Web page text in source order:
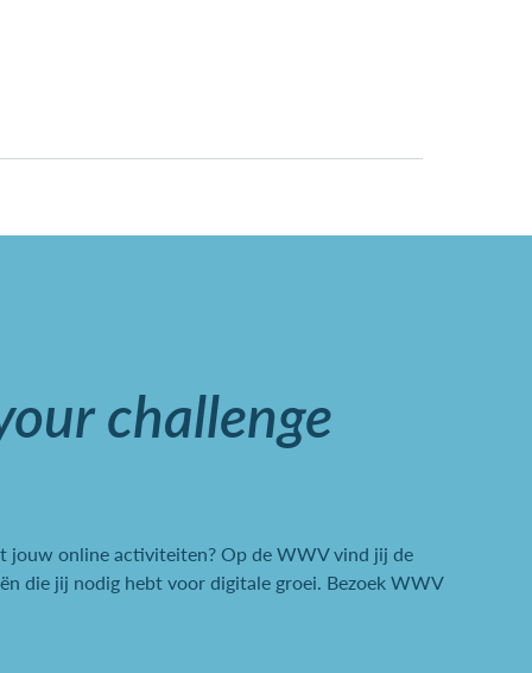
challenge
jouw online activiteiten? Op de WWV vind jij de
die jij nodig hebt voor digitale groei. Bezoek WWV